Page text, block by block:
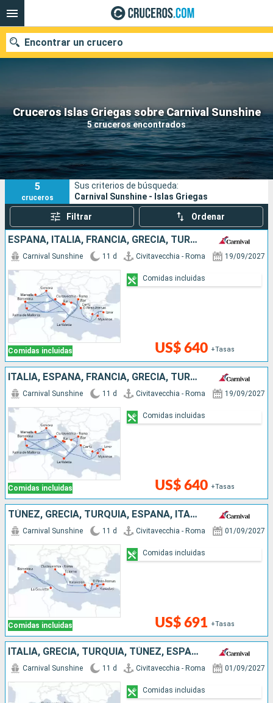
Cruceros Islas Griegas sobre Carnival Sunshine
5 cruceros encontrados
Encontrar un crucero
Nuestros destinos
Fecha de salida
Puertos Compañías
Buscar
5
cruceros
Sus criterios de búsqueda:
Carnival Sunshine - Islas Griegas
Filtrar Ordenar
ESPAÑA, ITALIA, FRANCIA, GRECIA, TURQUÍA, MONTENEGRO, MALTA
Comidas incluidas
Carnival Sunshine 11 d Civitavecchia - Roma 19/09/2027
US$ 640 +Tasas
Comidas incluidas
ITALIA, ESPAÑA, FRANCIA, GRECIA, TURQUÍA, MALTA, MONTENEGRO
Comidas incluidas
Carnival Sunshine 11 d Civitavecchia - Roma 19/09/2027
US$ 640 +Tasas
Comidas incluidas
TÚNEZ, GRECIA, TURQUÍA, ESPAÑA, ITALIA
Comidas incluidas
Carnival Sunshine 11 d Civitavecchia - Roma 01/09/2027
US$ 691 +Tasas
Comidas incluidas
ITALIA, GRECIA, TURQUÍA, TÚNEZ, ESPAÑA
Carnival Sunshine 11 d Civitavecchia - Roma 01/09/2027
Comidas incluidas